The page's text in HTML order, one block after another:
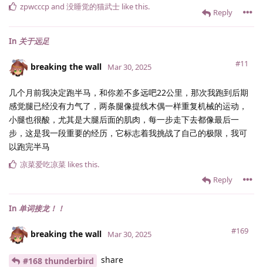
Reply
zpwcccpand 没睡觉的猫武士 like this.
In 关于远足
breaking the wall #11
Mar 30, 2025
几个月前我决定跑半马，和你差不多远吧22公里，那次我跑到后期
感觉腿已经没有力气了，两条腿像提线木偶一样重复机械的运动，
小腿也很酸，尤其是大腿后面的肌肉，每一步走下去都像最后一
步，这是我一段重要的经历，它标志着我挑战了自己的极限，我可
以跑完半马
Reply
凉菜爱吃凉菜 likes this.
In 单词接龙！！
breaking the wall #169
Mar 30, 2025
#168 thunderbird share